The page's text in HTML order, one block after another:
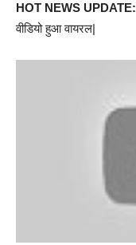
HOT NEWS UPDATE:
वीडियो हुआ वायरल|